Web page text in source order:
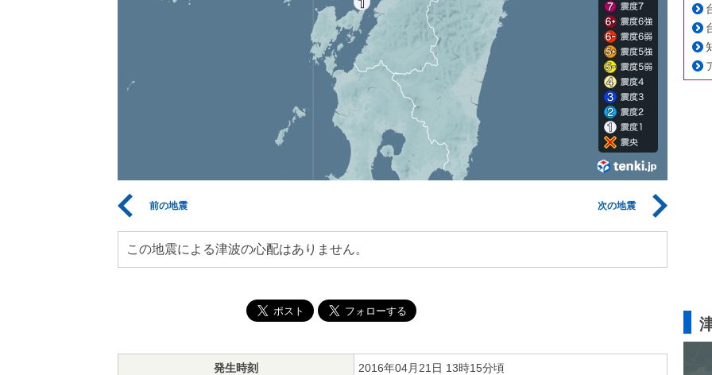
前の地震 次の地震
この地震による津波の心配はありません。
発生時刻 2016年04月21日 13時15分頃